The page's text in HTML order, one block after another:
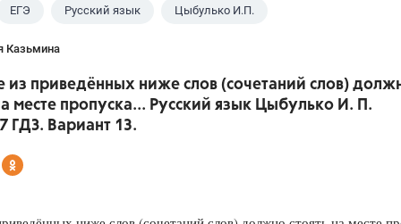
Домашнее задание
Школа
ЕГЭ Русский язык Цыбулько И.П.
Казьмина
из приведённых ниже слов (сочетаний слов)
месте пропуска... Русский язык Цыбулько И. П.
ГДЗ. Вариант 13.